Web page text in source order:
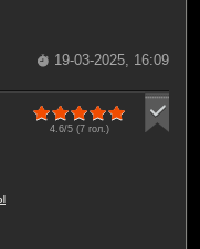
19-03-2025, 16:09
4.6/5 (7гол.)